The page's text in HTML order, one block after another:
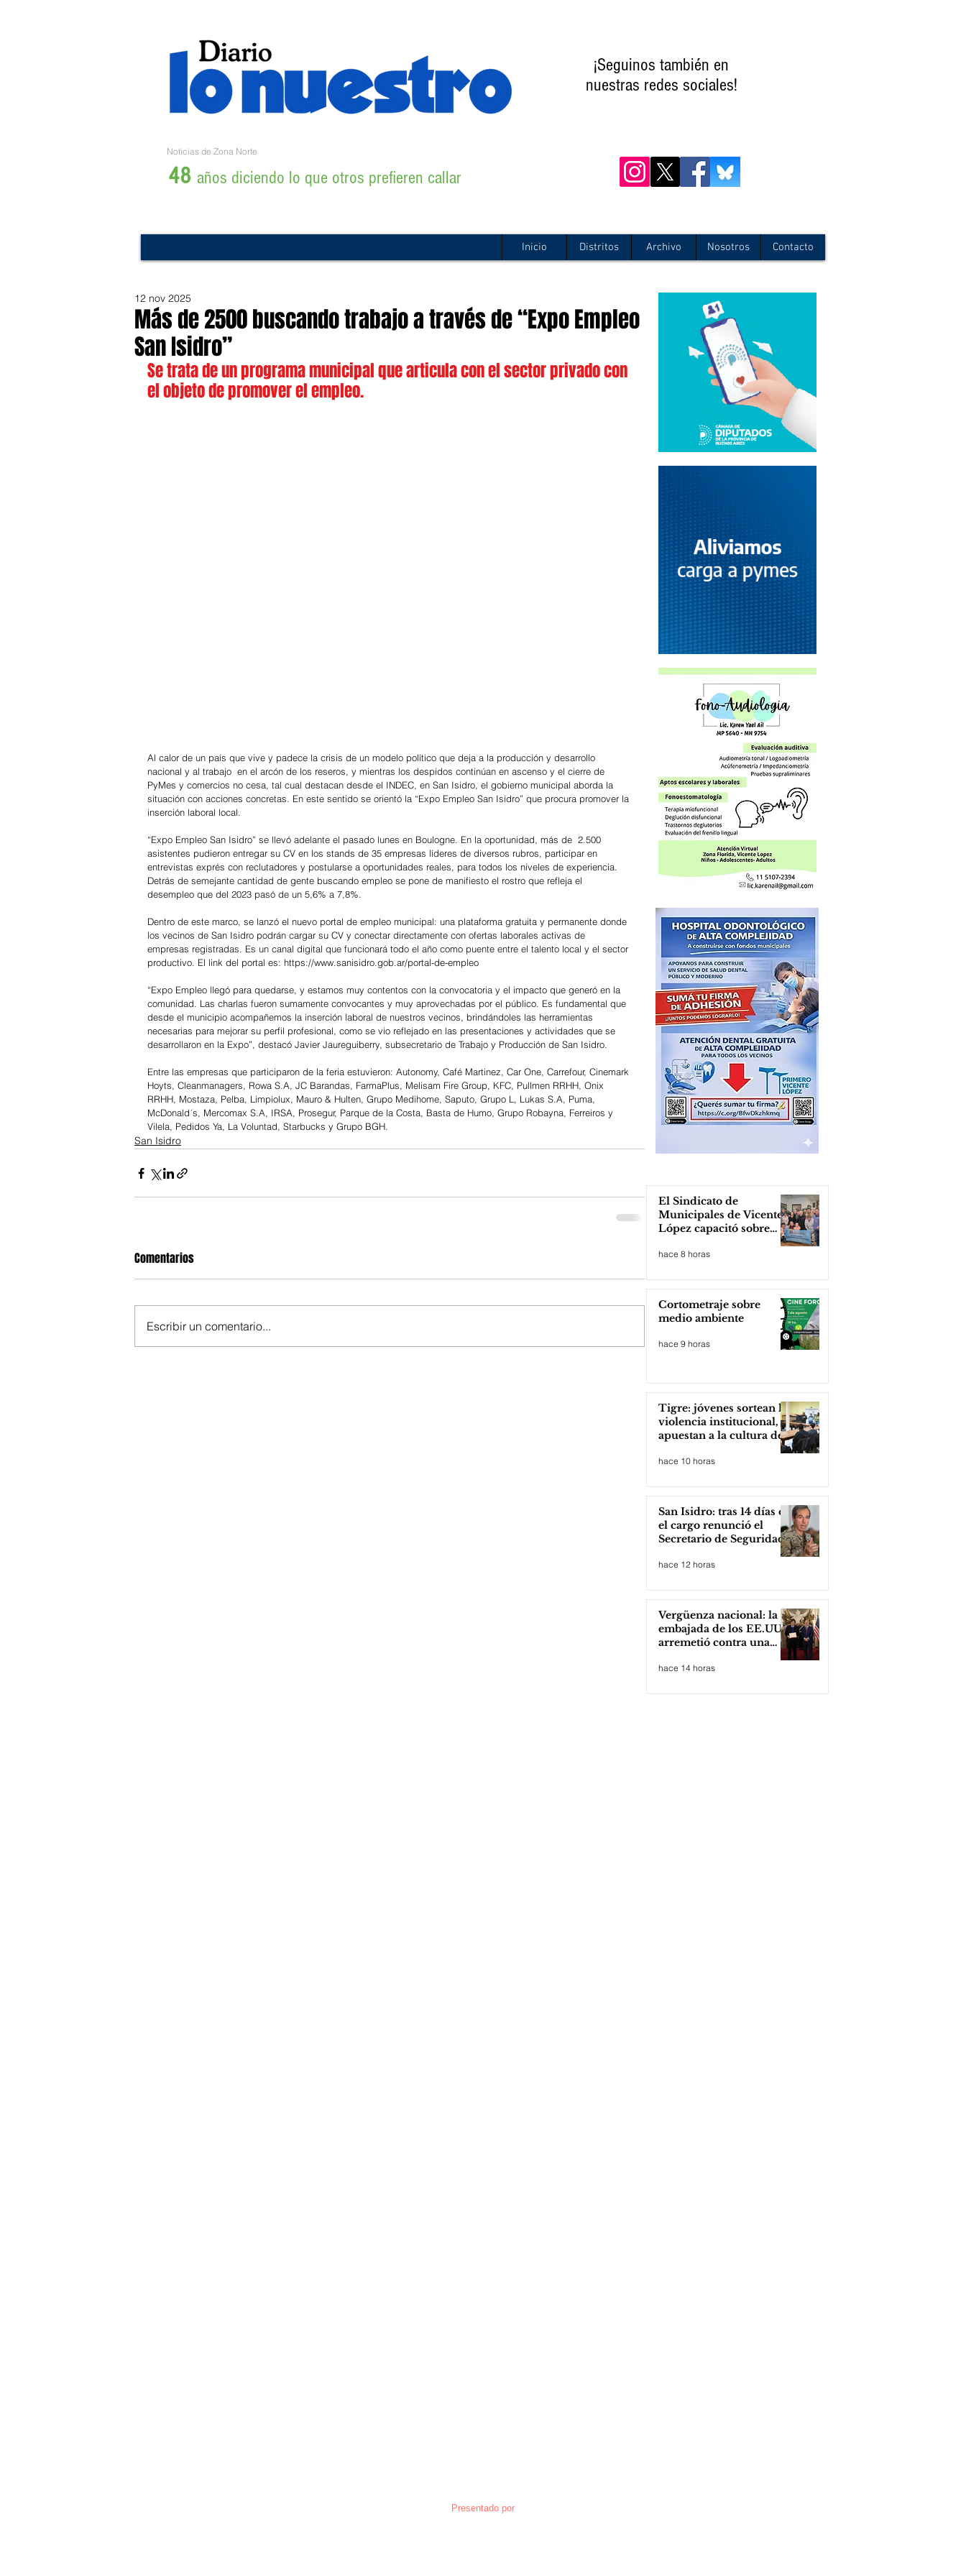
¡Seguinos también en
nuestras redes sociales!
Noticias de Zona Norte
48 años diciendo lo que otros prefieren callar
Inicio Distritos Archivo Nosotros Contacto
Más de 2500 buscando trabajo a través de “Expo Empleo
San Isidro”
12 nov 2025
Se trata de un programa municipal que articula con el sector privado con
el objeto de promover el empleo.
Al calor de un país que vive y padece la crisis de un modelo político que deja a la producción y desarrollo
nacional y al trabajo  en el arcón de los reseros, y mientras los despidos continúan en ascenso y el cierre de
PyMes y comercios no cesa, tal cual destacan desde el INDEC, en San Isidro, el gobierno municipal aborda la
situación con acciones concretas. En este sentido se orientó la “Expo Empleo San Isidro” que procura promover la
inserción laboral local.
“Expo Empleo San Isidro” se llevó adelante el pasado lunes en Boulogne. En la oportunidad, más de  2.500
asistentes pudieron entregar su CV en los stands de 35 empresas líderes de diversos rubros, participar en
entrevistas exprés con reclutadores y postularse a oportunidades reales, para todos los niveles de experiencia.
Detrás de semejante cantidad de gente buscando empleo se pone de manifiesto el rostro que refleja el
desempleo que del 2023 pasó de un 5,6% a 7,8%.
Dentro de este marco, se lanzó el nuevo portal de empleo municipal: una plataforma gratuita y permanente donde
los vecinos de San Isidro podrán cargar su CV y conectar directamente con ofertas laborales activas de
empresas registradas. Es un canal digital que funcionará todo el año como puente entre el talento local y el sector
productivo. El link del portal es: https://www.sanisidro.gob.ar/portal-de-empleo
“Expo Empleo llegó para quedarse, y estamos muy contentos con la convocatoria y el impacto que generó en la
comunidad. Las charlas fueron sumamente convocantes y muy aprovechadas por el público. Es fundamental que
desde el municipio acompañemos la inserción laboral de nuestros vecinos, brindándoles las herramientas
necesarias para mejorar su perfil profesional, como se vio reflejado en las presentaciones y actividades que se
desarrollaron en la Expo”, destacó Javier Jaureguiberry, subsecretario de Trabajo y Producción de San Isidro.
Entre las empresas que participaron de la feria estuvieron: Autonomy, Café Martinez, Car One, Carrefour, Cinemark
Hoyts, Cleanmanagers, Rowa S.A, JC Barandas, FarmaPlus, Melisam Fire Group, KFC, Pullmen RRHH, Onix
RRHH, Mostaza, Pelba, Limpiolux, Mauro & Hulten, Grupo Medihome, Saputo, Grupo L, Lukas S.A, Puma,
McDonald´s, Mercomax S.A, IRSA, Prosegur, Parque de la Costa, Basta de Humo, Grupo Robayna, Ferreiros y
Vilela, Pedidos Ya, La Voluntad, Starbucks y Grupo BGH.
San Isidro
Comentarios
Escribir un comentario...
El Sindicato de
Municipales de Vicente
López capacitó sobre
hace 8 horas
Cortometraje sobre
medio ambiente
hace 9 horas
Tigre: jóvenes sortean la
violencia institucional,
apuestan a la cultura del
hace 10 horas
San Isidro: tras 14 días en
el cargo renunció el
Secretario de Seguridad
hace 12 horas
Vergüenza nacional: la
embajada de los EE.UU
arremetió contra una
hace 14 horas
Presentado por